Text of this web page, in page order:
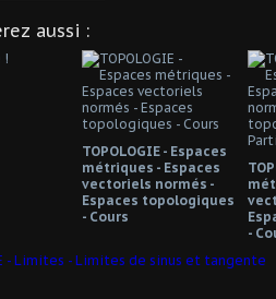
aussi :
TOPOLOGIE - Espaces
métriques - Espaces
vectoriels normés -
Espaces topologiques
- Cours
-
- Limites - Limites de sinus et tangente